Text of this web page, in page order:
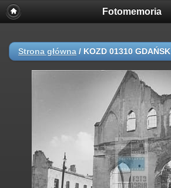
Fotomemoria
Strona główna / KOZD 01310 GDAŃSK